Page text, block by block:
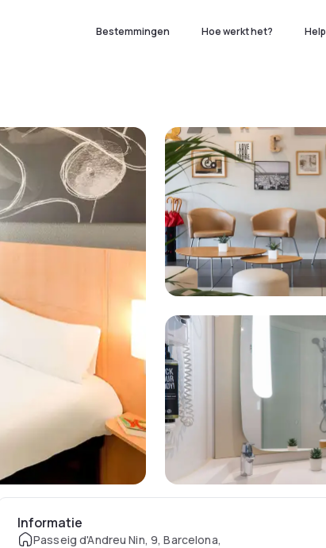
Bestemmingen Hoe werkt het? Help
Informatie
Passeig d'Andreu Nin, 9, Barcelona,